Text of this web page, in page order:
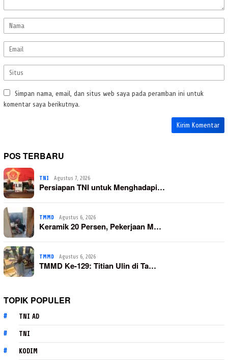
Simpan nama, email, dan situs web saya pada peramban ini untuk
komentar saya berikutnya.
POS TERBARU
TNI Agustus 7, 2026
Persiapan TNI untuk Menghadapi…
TMMD Agustus 6, 2026
Keramik 20 Persen, Pekerjaan M…
TMMD Agustus 6, 2026
TMMD Ke-129: Titian Ulin di Ta…
TOPIK POPULER
TNI AD
TNI
KODIM